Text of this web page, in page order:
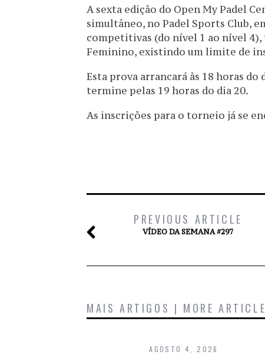
A sexta edição do Open My Padel
simultâneo, no Padel Sports Club,
competitivas (do nível 1 ao nível
Feminino, existindo um limite de
Esta prova arrancará às 18 horas do
termine pelas 19 horas do dia 20.
As inscrições para o torneio já se
PREVIOUS ARTICLE
VÍDEO DA SEMANA #297
MAIS ARTIGOS | MORE
AGOSTO 4, 2026